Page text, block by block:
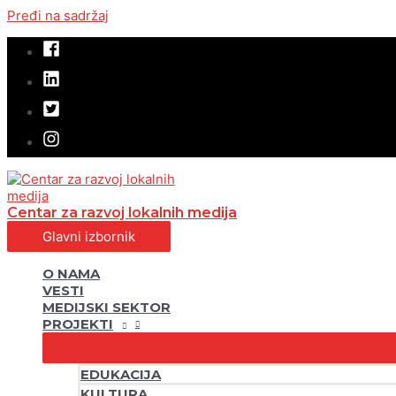
Pređi na sadržaj
Centar za razvoj lokalnih medija
Glavni izbornik
O NAMA
VESTI
MEDIJSKI SEKTOR
PROJEKTI
EDUKACIJA